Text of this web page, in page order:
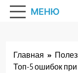
МЕНЮ
Главная
Топ-5 ошибок